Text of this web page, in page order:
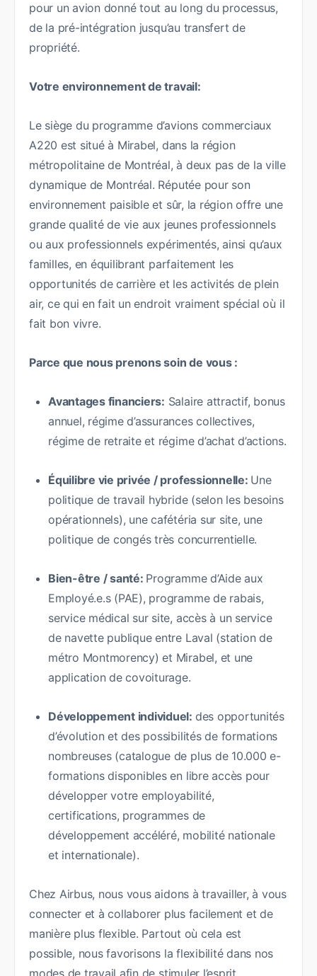
pour un avion donné tout au long du processus,
de la pré-intégration jusqu’au transfert de
propriété.
Votre environnement de travail:
Le siège du programme d’avions commerciaux
A220 est situé à Mirabel, dans la région
métropolitaine de Montréal, à deux pas de la ville
dynamique de Montréal. Réputée pour son
environnement paisible et sûr, la région offre une
grande qualité de vie aux jeunes professionnels
ou aux professionnels expérimentés, ainsi qu’aux
familles, en équilibrant parfaitement les
opportunités de carrière et les activités de plein
air, ce qui en fait un endroit vraiment spécial où il
fait bon vivre.
Parce que nous prenons soin de vous :
Avantages financiers: Salaire attractif, bonus
annuel, régime d’assurances collectives,
régime de retraite et régime d’achat d’actions.
Équilibre vie privée / professionnelle: Une
politique de travail hybride (selon les besoins
opérationnels), une cafétéria sur site, une
politique de congés très concurrentielle.
Bien-être / santé: Programme d’Aide aux
Employé.e.s (PAE), programme de rabais,
service médical sur site, accès à un service
de navette publique entre Laval (station de
métro Montmorency) et Mirabel, et une
application de covoiturage.
Développement individuel: des opportunités
d’évolution et des possibilités de formations
nombreuses (catalogue de plus de 10.000 e-
formations disponibles en libre accès pour
développer votre employabilité,
certifications, programmes de
développement accéléré, mobilité nationale
et internationale).
Chez Airbus, nous vous aidons à travailler, à vous
connecter et à collaborer plus facilement et de
manière plus flexible. Partout où cela est
possible, nous favorisons la flexibilité dans nos
modes de travail afin de stimuler l’esprit